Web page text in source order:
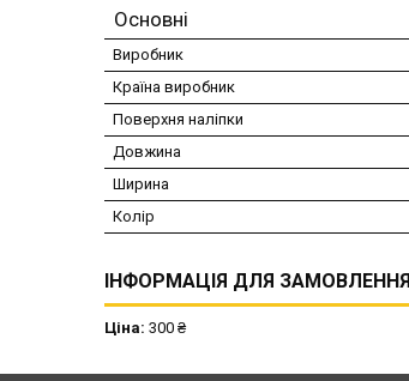
Основні
Виробник
Країна виробник
Поверхня наліпки
Довжина
Ширина
Колір
ІНФОРМАЦІЯ ДЛЯ ЗАМОВЛЕННЯ
Ціна: 300 ₴